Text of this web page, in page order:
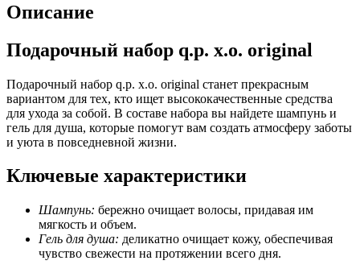
Описание
Подарочный набор q.p. x.o. original
Подарочный набор q.p. x.o. original станет прекрасным
вариантом для тех, кто ищет высококачественные средства
для ухода за собой. В составе набора вы найдете шампунь и
гель для душа, которые помогут вам создать атмосферу заботы
и уюта в повседневной жизни.
Ключевые характеристики
Шампунь: бережно очищает волосы, придавая им
мягкость и объем.
Гель для душа: деликатно очищает кожу, обеспечивая
чувство свежести на протяжении всего дня.